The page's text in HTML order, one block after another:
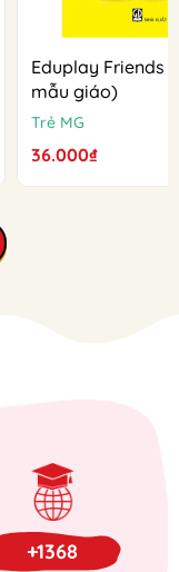
Eduplay Friends
mẫu giáo)
Trẻ MG
36.000₫
+1368